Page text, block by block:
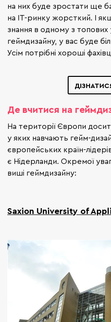
на них буде зростати ще
на IT-ринку жорсткий. І
знання в одному з топових
геймдизайну, у вас буде
Усім потрібні хороші
Де вчитися на
На території Європи
у яких навчають гейм-
європейських країн-
є Нідерланди. Окремої
виші геймдизайну:
Saxion University of